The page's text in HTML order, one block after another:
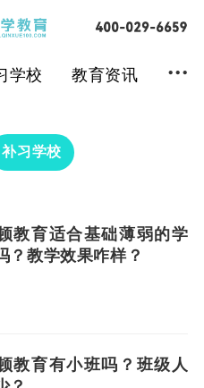
学校 教育资讯 ...
补习学校
教育适合基础薄弱的学
？教学效果咋样？
教育有小班吗？班级人